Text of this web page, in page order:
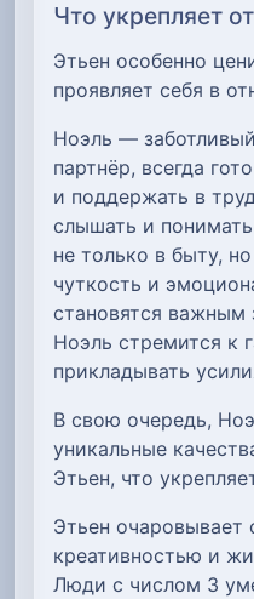
Что укрепляет
Этьен особенно
проявляет себя в
Ноэль —
партнёр, всегда
и поддержать в
слышать и
не только в быту,
чуткость и
становятся важным
Ноэль стремится к
прикладывать
В свою очередь,
уникальные
Этьен, что
Этьен очаровывает
креативностью и
Люди с числом 3